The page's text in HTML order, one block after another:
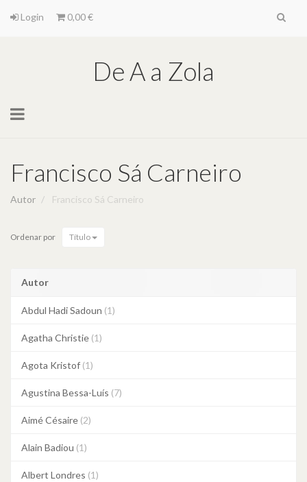
Login 0,00 €
De A a Zola
Toggle
Francisco Sá Carneiro
Autor Francisco Sá Carneiro
Ordenar por Título
Autor
Abdul Hadi Sadoun (1)
Agatha Christie (1)
Agota Kristof (1)
Agustina Bessa-Luís (7)
Aimé Césaire (2)
Alain Badiou (1)
Albert Londres (1)